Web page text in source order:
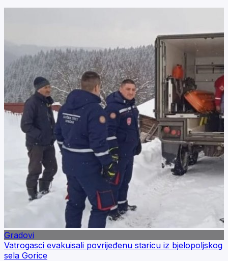
Gradovi
Vatrogasci evakuisali povrijeđenu staricu iz bjelopoljskog
sela Gorice